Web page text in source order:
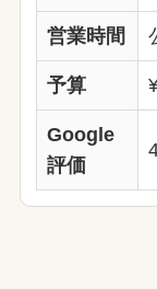
営業時間
予算
Google
評価